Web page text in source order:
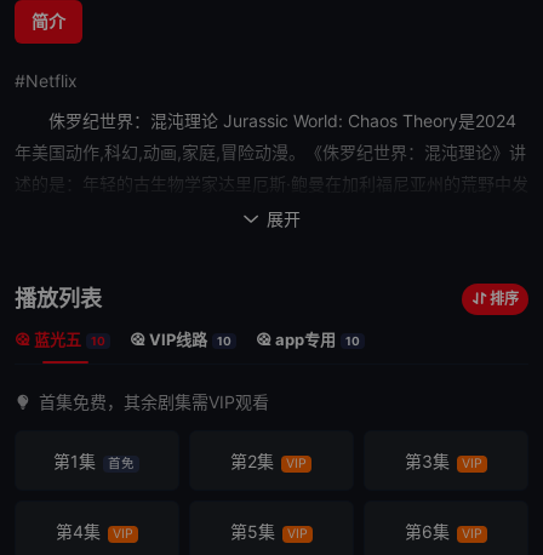
简介
#Netflix
侏罗纪世界：混沌理论 Jurassic World: Chaos Theory是2024
年美国动作,科幻,动画,家庭,冒险动漫。《侏罗纪世界：混沌理论》讲
述的是：年轻的古生物学家达里厄斯·鲍曼在加利福尼亚州的荒野中发
 展开
播放列表 排序
蓝光五 10 VIP线路 10 app专用 10
首集免费，其余剧集需VIP观看
第1集 首免 第2集 VIP 第3集 VIP
第4集 VIP 第5集 VIP 第6集 VIP